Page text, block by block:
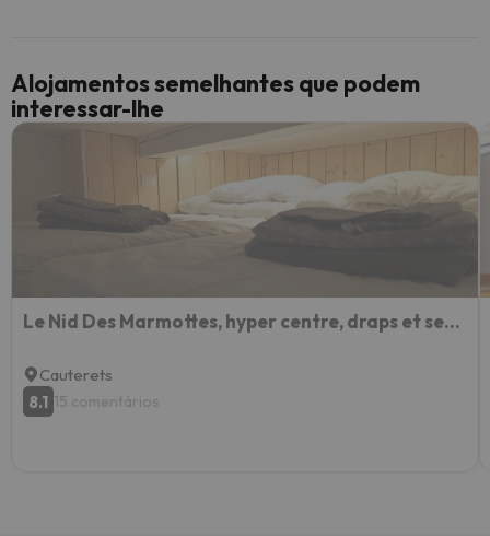
Alojamentos semelhantes que podem
interessar-lhe
Le Nid Des Marmottes, hyper centre, draps et serviettes fournies
Cauterets
8.1 15 comentários